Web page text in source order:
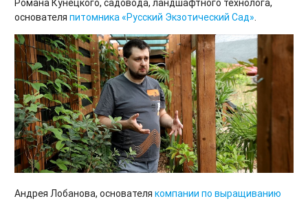
Романа Кунецкого, садовода, ландшафтного технолога,
основателя питомника «Русский Экзотический Сад».
Андрея Лобанова, основателя компании по выращиванию